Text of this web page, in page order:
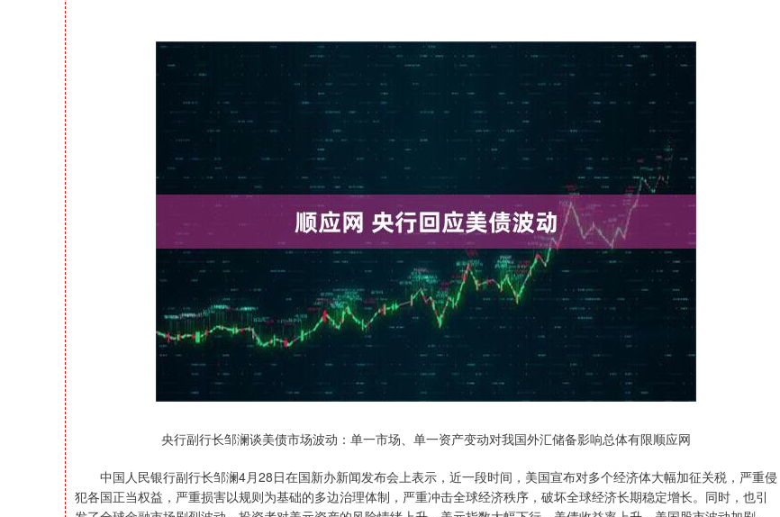
央行副行长邹澜谈美债市场波动：单一市场、单一资产变动对我国外汇储备影响总体有限顺应网
中国人民银行副行长邹澜4月28日在国新办新闻发布会上表示，近一段时间，美国宣布对多个经济体大幅加征关税，严重侵
犯各国正当权益，严重损害以规则为基础的多边治理体制，严重冲击全球经济秩序，破坏全球经济长期稳定增长。同时，也引
上证指数 3940.04 39.68 1.02% 深证成指 14311.01